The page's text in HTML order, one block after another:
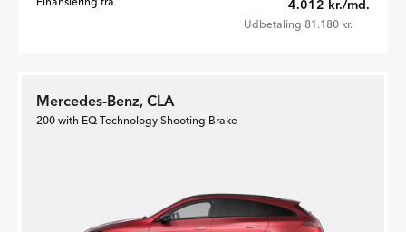
4.012 kr./md.
Udbetaling 81.180 kr.
Mercedes-Benz, CLA
200 with EQ Technology Shooting Brake